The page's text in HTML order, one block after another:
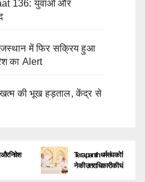
136: युवाओं और
में फिर सक्रिय हुआ
का Alert
खत्म की भूख हड़ताल, केंद्र से
Terapanth धर्मसंघ को मिला नया युवाचार्य |
ने की उत्तराधिकारी की घोषणा